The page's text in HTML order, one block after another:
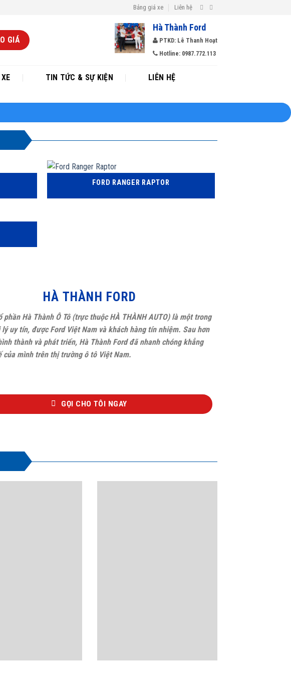
Bảng giá xe Liên hệ
GIÁ
Hà Thành Ford
PTKD: Lê Thanh Hoạt
Hotline: 0987.772.113
TIN TỨC & SỰ KIỆN LIÊN HỆ
FORD RANGER RAPTOR
HÀ THÀNH FORD
phần Hà Thành Ô Tô (trực thuộc HÀ THÀNH AUTO) là một trong
uy tín, được Ford Việt Nam và khách hàng tín nhiệm. Sau hơn
thành và phát triển, Hà Thành Ford đã nhanh chóng khẳng
của mình trên thị trường ô tô Việt Nam.
GỌI CHO TÔI NGAY